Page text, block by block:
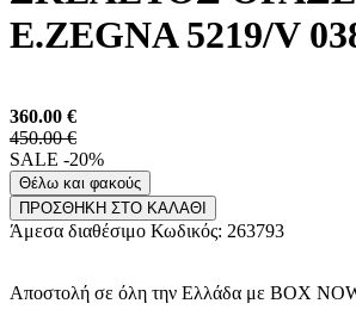
E.ZEGNA 5219/V
360.00 €
450.00 €
SALE -20%
Θέλω και φακούς
ΠΡΟΣΘΗΚΗ ΣΤΟ ΚΑΛΑΘΙ
Άμεσα διαθέσιμο Κωδικός: 263793
Αποστολή σε όλη την Ελλάδα με BOX